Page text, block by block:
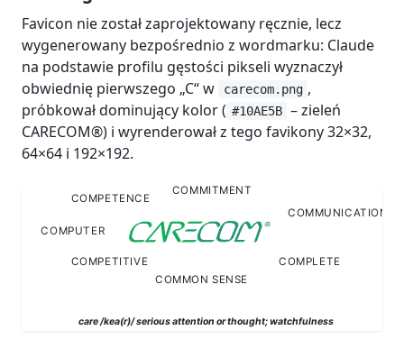
Favicon nie został zaprojektowany ręcznie, lecz
wygenerowany bezpośrednio z wordmarku: Claude
na podstawie profilu gęstości pikseli wyznaczył
obwiednię pierwszego „C“ w
carecom.png ,
próbkował dominujący kolor ( #10AE5B – zieleń
CARECOM®) i wyrenderował z tego favikony 32×32,
64×64 i 192×192.